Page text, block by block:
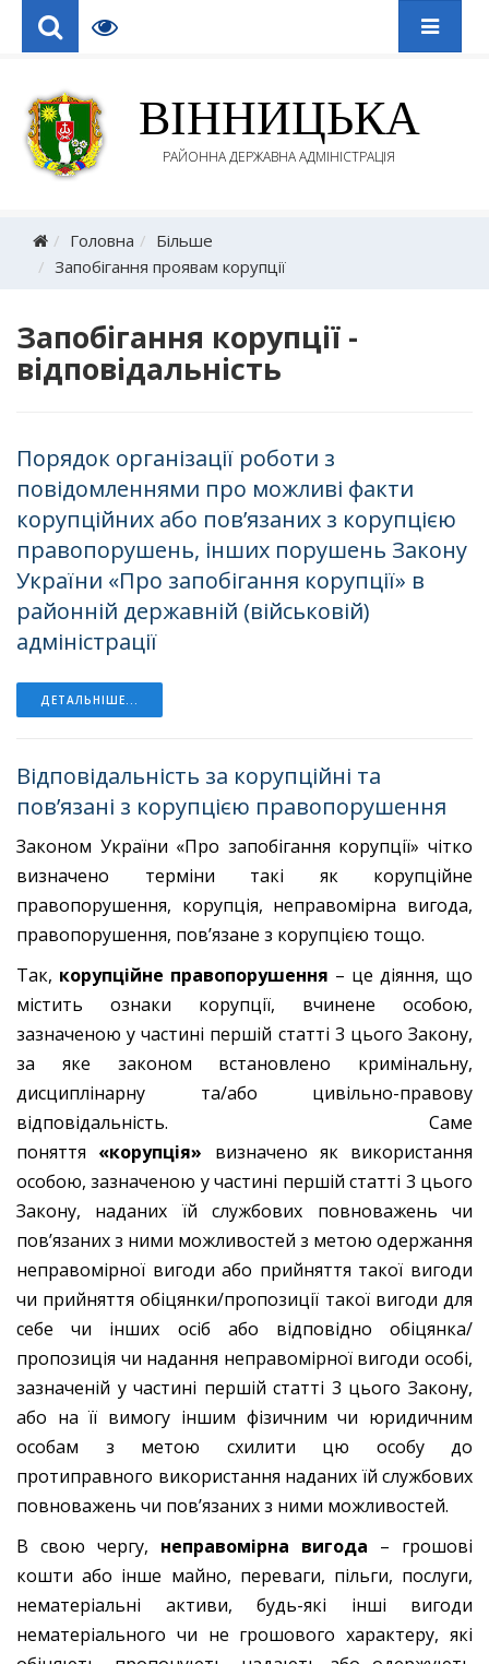
ВІННИЦЬКА
РАЙОННА ДЕРЖАВНА АДМІНІСТРАЦІЯ
Головна
Більше
Запобігання проявам корупції
Запобігання корупції -
відповідальність
Порядок організації роботи з
повідомленнями про можливі факти
корупційних або пов’язаних з корупцією
правопорушень, інших порушень Закону
України «Про запобігання корупції» в
районній державній (військовій)
адміністрації
ДЕТАЛЬНІШЕ...
Відповідальність за корупційні та
пов’язані з корупцією правопорушення
Законом України «Про запобігання корупції» чітко
визначено терміни такі як корупційне
правопорушення, корупція, неправомірна вигода,
правопорушення, пов’язане з корупцією тощо.
Так, корупційне правопорушення – це діяння, що
містить ознаки корупції, вчинене особою,
зазначеною у частині першій статті 3 цього Закону,
за яке законом встановлено кримінальну,
дисциплінарну та/або цивільно-правову
відповідальність. Саме
поняття «корупція» визначено як використання
особою, зазначеною у частині першій статті 3 цього
Закону, наданих їй службових повноважень чи
пов’язаних з ними можливостей з метою одержання
неправомірної вигоди або прийняття такої вигоди
чи прийняття обіцянки/пропозиції такої вигоди для
себе чи інших осіб або відповідно обіцянка/
пропозиція чи надання неправомірної вигоди особі,
зазначеній у частині першій статті 3 цього Закону,
або на її вимогу іншим фізичним чи юридичним
особам з метою схилити цю особу до
протиправного використання наданих їй службових
повноважень чи пов’язаних з ними можливостей.
В свою чергу, неправомірна вигода – грошові
кошти або інше майно, переваги, пільги, послуги,
нематеріальні активи, будь-які інші вигоди
нематеріального чи не грошового характеру, які